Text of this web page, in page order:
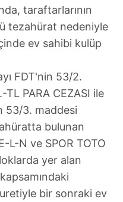
ait çerezler
çeşitli kişisel
olan çerezler bilgi
daha işlevsel
sizlere yönelik
amaçlarıyla
kullanılacaktır.
yer alan panel
ilişkin detaylı bilgi
Çerez Bilgilendirme
taraftarlarının
tezahürat nedeniyle
ev sahibi kulüp
FDT'nin 53/2.
PARA CEZASI ile
53/3. maddesi
bulunan
L-N ve SPOR TOTO
yer alan
bir sonraki ev